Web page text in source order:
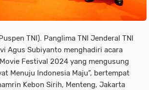
TNI). Panglima TNI Jenderal TNI
Agus Subiyanto menghadiri acara
Festival 2024 yang mengusung
Menuju Indonesia Maju”, bertempat
Kebon Sirih, Menteng, Jakarta